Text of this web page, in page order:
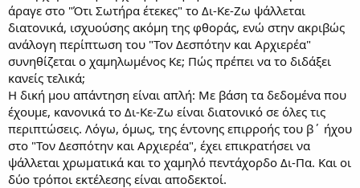
άραγε στο "Ότι Σωτήρα έτεκες" το Δι-Κε-Ζω ψάλλεται
διατονικά, ισχυούσης ακόμη της φθοράς, ενώ στην ακριβώς
ανάλογη περίπτωση του "Τον Δεσπότην και Αρχιερέα"
συνηθίζεται ο χαμηλωμένος Κε; Πώς πρέπει να το διδάξει
κανείς τελικά;
Η δική μου απάντηση είναι απλή: Με βάση τα δεδομένα που
έχουμε, κανονικά το Δι-Κε-Ζω είναι διατονικό σε όλες τις
περιπτώσεις. Λόγω, όμως, της έντονης επιρροής του β΄ ήχου
στο "Τον Δεσπότην και Αρχιερέα", έχει επικρατήσει να
ψάλλεται χρωματικά και το χαμηλό πεντάχορδο Δι-Πα. Και οι
δύο τρόποι εκτέλεσης είναι αποδεκτοί.